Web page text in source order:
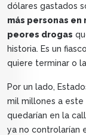
dólares gastados
más personas en
peores drogas
historia. Es un
quiere terminar o
Por un lado,
mil millones a este
quedarían en la
ya no controlarían